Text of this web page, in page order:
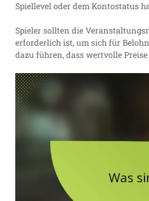
Spiellevel oder dem Kontostatus
Spieler sollten die
erforderlich ist, um sich für
dazu führen, dass wertvolle